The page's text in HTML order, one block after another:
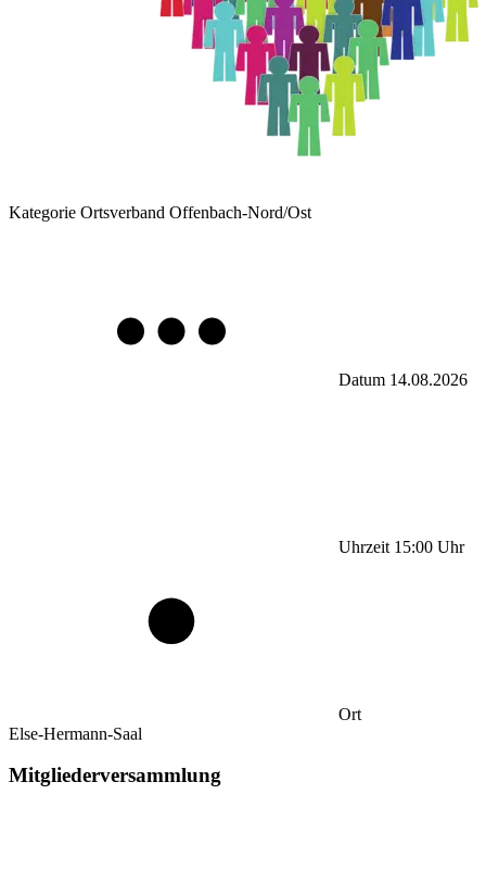
Kategorie Ortsverband Offenbach-Nord/Ost
Datum 14.08.2026
Uhrzeit 15:00 Uhr
Ort
Else-Hermann-Saal
Mitgliederversammlung